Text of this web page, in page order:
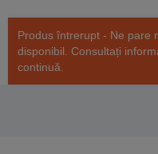
Produs întrerupt - Ne pare
disponibil. Consultați
continuă.